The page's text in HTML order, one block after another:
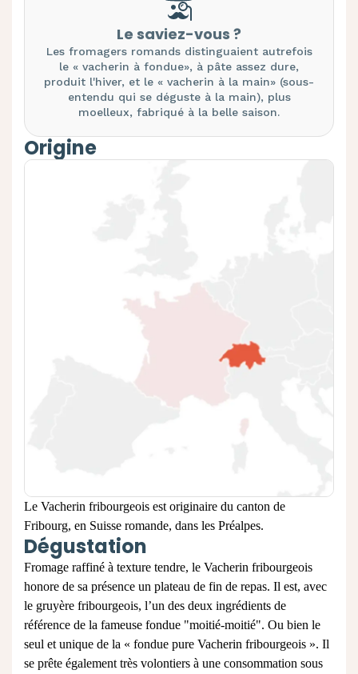
Le saviez-vous ?
Les fromagers romands distinguaient autrefois
le « vacherin à fondue», à pâte assez dure,
produit l'hiver, et le « vacherin à la main» (sous-
entendu qui se déguste à la main), plus
moelleux, fabriqué à la belle saison.
Origine
Le Vacherin fribourgeois est originaire du canton de
Fribourg, en Suisse romande, dans les Préalpes.
Dégustation
Fromage raffiné à texture tendre, le Vacherin fribourgeois
honore de sa présence un plateau de fin de repas. Il est, avec
le gruyère fribourgeois, l’un des deux ingrédients de
référence de la fameuse fondue "moitié-moitié". Ou bien le
seul et unique de la « fondue pure Vacherin fribourgeois ». Il
se prête également très volontiers à une consommation sous